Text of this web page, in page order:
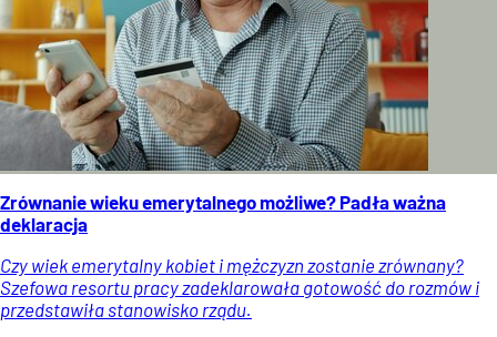
Zrównanie wieku emerytalnego możliwe? Padła ważna
deklaracja
Czy wiek emerytalny kobiet i mężczyzn zostanie zrównany?
Szefowa resortu pracy zadeklarowała gotowość do rozmów i
przedstawiła stanowisko rządu.